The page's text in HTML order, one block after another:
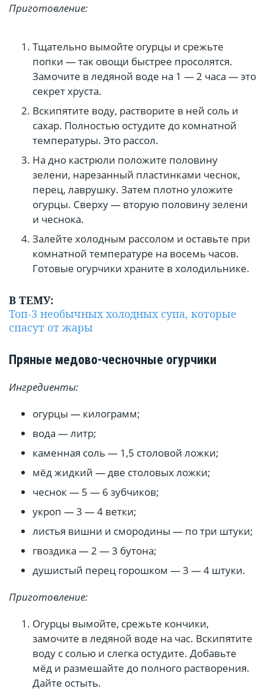
Приготовление:
Тщательно вымойте огурцы и срежьте
попки — так овощи быстрее просолятся.
Замочите в ледяной воде на 1 — 2 часа — это
секрет хруста.
Вскипятите воду, растворите в ней соль и
сахар. Полностью остудите до комнатной
температуры. Это рассол.
На дно кастрюли положите половину
зелени, нарезанный пластинками чеснок,
перец, лаврушку. Затем плотно уложите
огурцы. Сверху — вторую половину зелени
и чеснока.
Залейте холодным рассолом и оставьте при
комнатной температуре на восемь часов.
Готовые огурчики храните в холодильнике.
В ТЕМУ:
Топ-3 необычных холодных супа, которые
спасут от жары
Пряные медово-чесночные огурчики
Ингредиенты:
огурцы — килограмм;
вода — литр;
каменная соль — 1,5 столовой ложки;
мёд жидкий — две столовых ложки;
чеснок — 5 — 6 зубчиков;
укроп — 3 — 4 ветки;
листья вишни и смородины — по три штуки;
гвоздика — 2 — 3 бутона;
душистый перец горошком — 3 — 4 штуки.
Приготовление:
Огурцы вымойте, срежьте кончики,
замочите в ледяной воде на час. Вскипятите
воду с солью и слегка остудите. Добавьте
мёд и размешайте до полного растворения.
Дайте остыть.